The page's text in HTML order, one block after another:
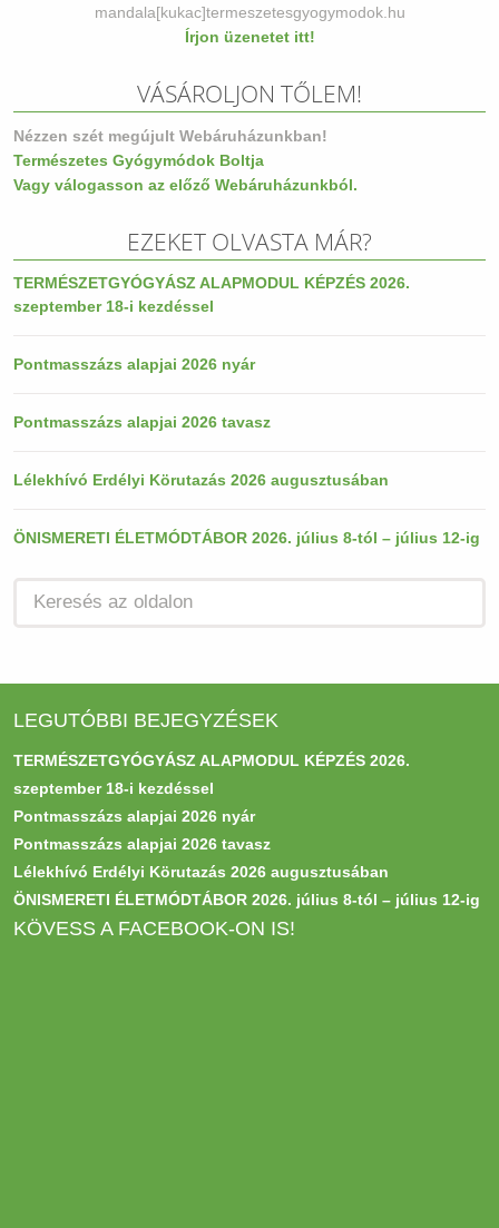
mandala[kukac]termeszetesgyogymodok.hu
Írjon üzenetet itt!
VÁSÁROLJON TŐLEM!
Nézzen szét megújult Webáruházunkban!
Természetes Gyógymódok Boltja
Vagy válogasson az előző Webáruházunkból.
EZEKET OLVASTA MÁR?
TERMÉSZETGYÓGYÁSZ ALAPMODUL KÉPZÉS 2026.
szeptember 18-i kezdéssel
Pontmasszázs alapjai 2026 nyár
Pontmasszázs alapjai 2026 tavasz
Lélekhívó Erdélyi Körutazás 2026 augusztusában
ÖNISMERETI ÉLETMÓDTÁBOR 2026. július 8-tól – július 12-ig
LEGUTÓBBI BEJEGYZÉSEK
TERMÉSZETGYÓGYÁSZ ALAPMODUL KÉPZÉS 2026.
szeptember 18-i kezdéssel
Pontmasszázs alapjai 2026 nyár
Pontmasszázs alapjai 2026 tavasz
Lélekhívó Erdélyi Körutazás 2026 augusztusában
ÖNISMERETI ÉLETMÓDTÁBOR 2026. július 8-tól – július 12-ig
KÖVESS A FACEBOOK-ON IS!